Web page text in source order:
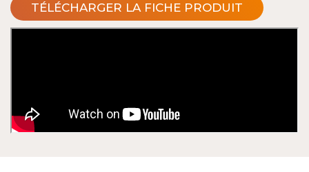
TÉLÉCHARGER LA FICHE PRODUIT